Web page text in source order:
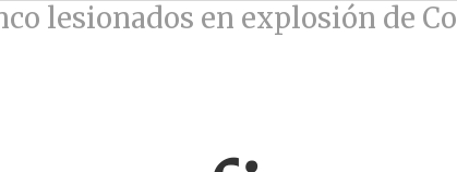
lesionados en explosión de